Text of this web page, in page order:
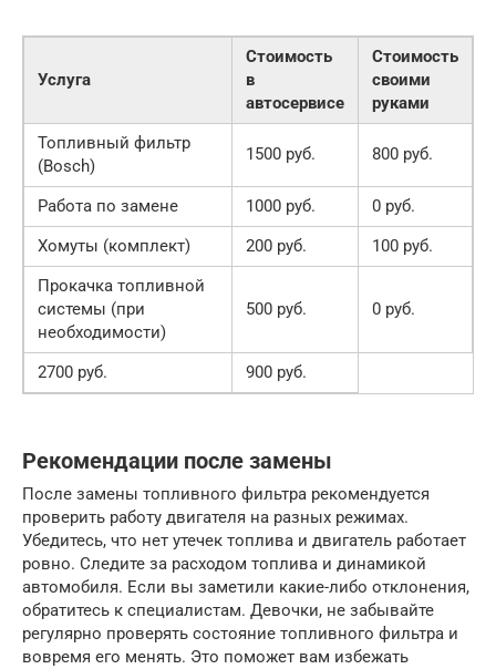
Услуга
Стоимость
в
автосервисе
Стоимость
своими
руками
Топливный фильтр
(Bosch)
1500 руб. 800 руб.
Работа по замене 1000 руб.
0 руб.
Хомуты (комплект)
200 руб.
100 руб.
Прокачка топливной
системы (при
необходимости)
500 руб. 0 руб.
2700 руб. 900 руб.
Рекомендации после замены
После замены топливного фильтра рекомендуется
проверить работу двигателя на разных режимах.
Убедитесь, что нет утечек топлива и двигатель работает
ровно. Следите за расходом топлива и динамикой
автомобиля. Если вы заметили какие-либо отклонения,
обратитесь к специалистам. Девочки, не забывайте
регулярно проверять состояние топливного фильтра и
вовремя его менять. Это поможет вам избежать